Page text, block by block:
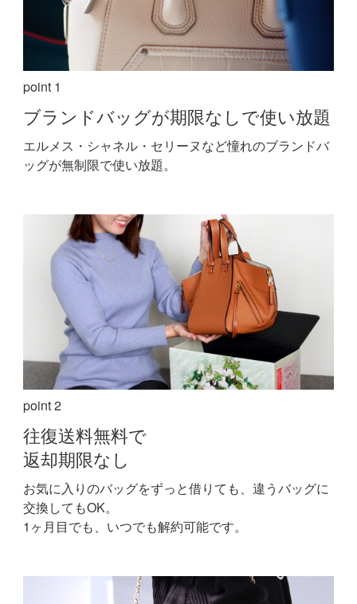
point 1
ブランドバッグが期限なしで使い放題
エルメス・シャネル・セリーヌなど憧れのブランドバ
ッグが無制限で使い放題。
point 2
往復送料無料で
返却期限なし
お気に入りのバッグをずっと借りても、違うバッグに
交換してもOK。
1ヶ月目でも、いつでも解約可能です。